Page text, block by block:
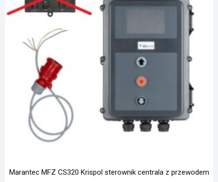
Marantec MFZ CS320 Krispol sterownik centrala z przewodem